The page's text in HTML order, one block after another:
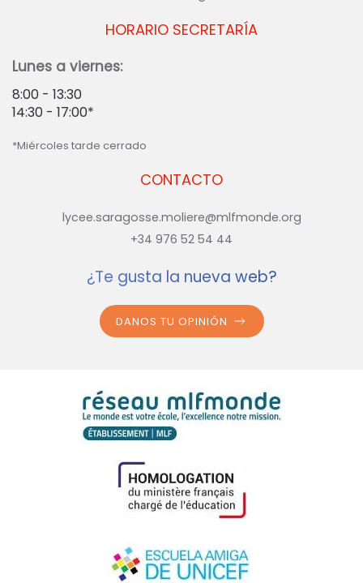
CONTACTO
lycee.saragosse.moliere@mlfmonde.org
+34 976 52 54 44
HORARIO SECRETARÍA
Lunes a viernes:
8:00 - 13:30
14:30 - 17:00*
*Miércoles tarde cerrado
¿Te gusta la nueva web?
DANOS TU OPINIÓN